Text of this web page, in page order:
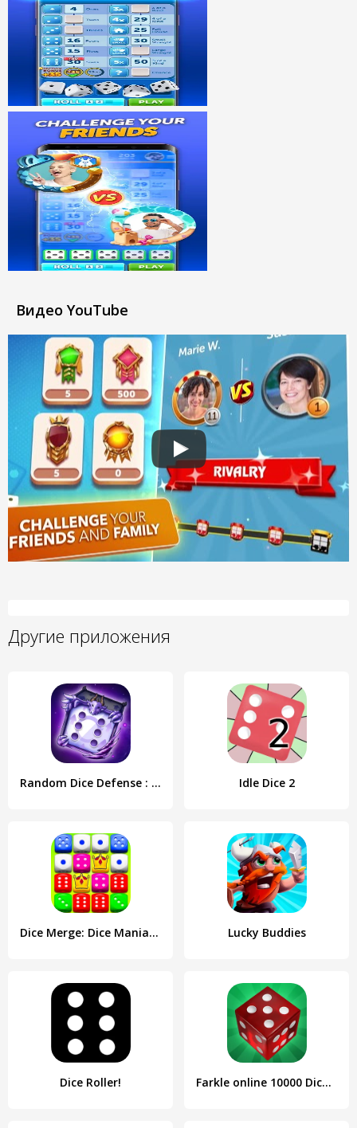
Видео YouTube
Другие приложения
Random Dice Defense : PvP TD Idle Dice 2
Dice Merge: Dice Mania Game Lucky Buddies
Dice Roller! Farkle online 10000 Dice Game